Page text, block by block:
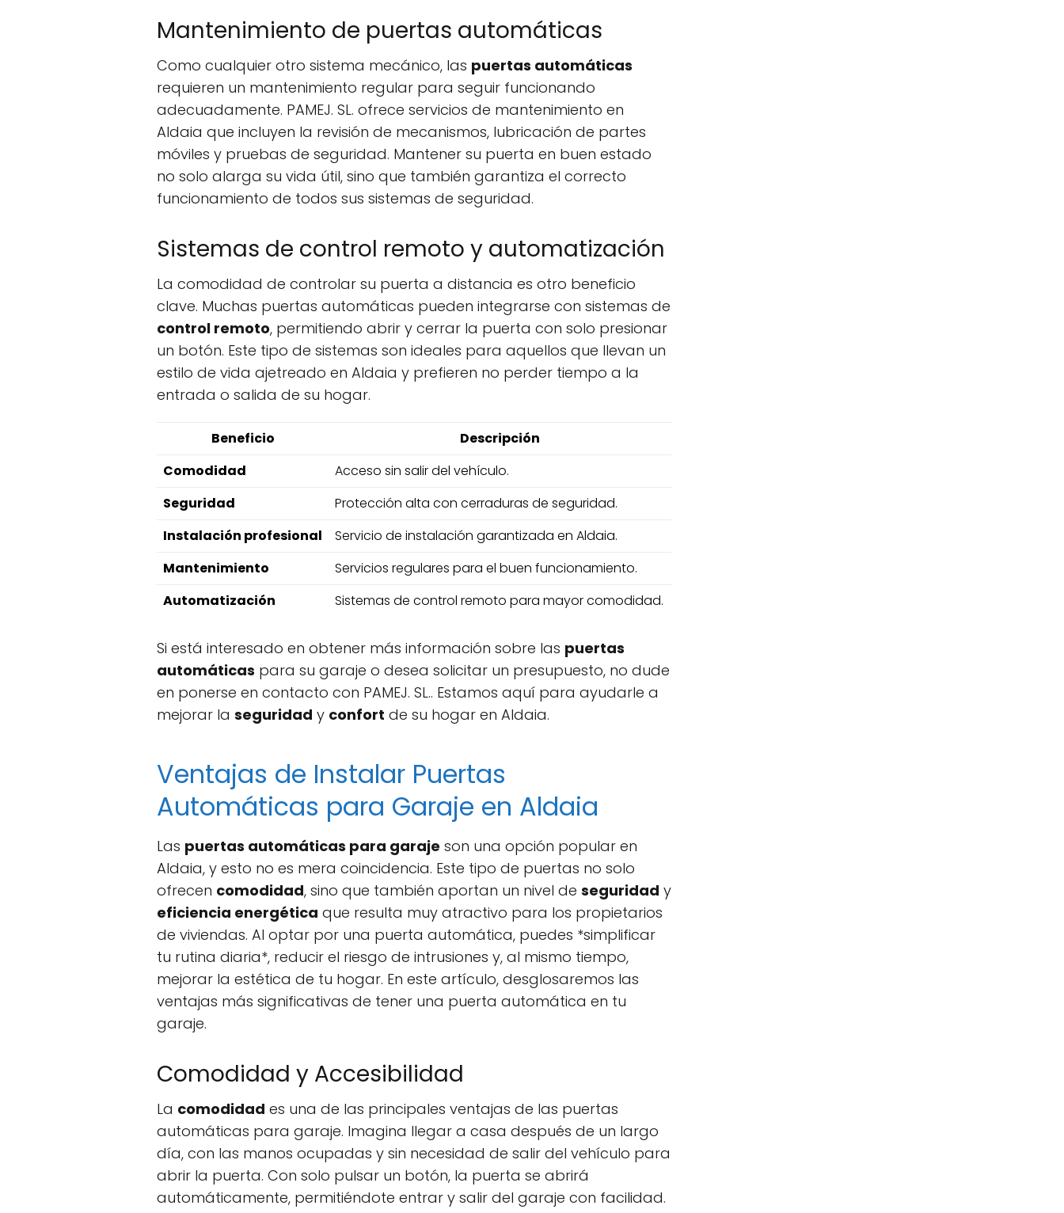
Mantenimiento de puertas automáticas
Como cualquier otro sistema mecánico, las puertas automáticas
requieren un mantenimiento regular para seguir funcionando
adecuadamente. PAMEJ. SL. ofrece servicios de mantenimiento en
Aldaia que incluyen la revisión de mecanismos, lubricación de partes
móviles y pruebas de seguridad. Mantener su puerta en buen estado
no solo alarga su vida útil, sino que también garantiza el correcto
funcionamiento de todos sus sistemas de seguridad.
Sistemas de control remoto y automatización
La comodidad de controlar su puerta a distancia es otro beneficio
clave. Muchas puertas automáticas pueden integrarse con sistemas de
control remoto, permitiendo abrir y cerrar la puerta con solo presionar
un botón. Este tipo de sistemas son ideales para aquellos que llevan un
estilo de vida ajetreado en Aldaia y prefieren no perder tiempo a la
entrada o salida de su hogar.
Beneficio
Descripción
Comodidad
Acceso sin salir del vehículo.
Seguridad
Protección alta con cerraduras de seguridad.
Instalación profesional
Servicio de instalación garantizada en Aldaia.
Mantenimiento
Servicios regulares para el buen funcionamiento.
Automatización
Sistemas de control remoto para mayor comodidad.
Si está interesado en obtener más información sobre las puertas
automáticas para su garaje o desea solicitar un presupuesto, no dude
en ponerse en contacto con PAMEJ. SL.. Estamos aquí para ayudarle a
mejorar la seguridad y confort de su hogar en Aldaia.
Ventajas de Instalar Puertas
Automáticas para Garaje en Aldaia
Las puertas automáticas para garaje son una opción popular en
Aldaia, y esto no es mera coincidencia. Este tipo de puertas no solo
ofrecen comodidad, sino que también aportan un nivel de seguridad y
eficiencia energética que resulta muy atractivo para los propietarios
de viviendas. Al optar por una puerta automática, puedes *simplificar
tu rutina diaria*, reducir el riesgo de intrusiones y, al mismo tiempo,
mejorar la estética de tu hogar. En este artículo, desglosaremos las
ventajas más significativas de tener una puerta automática en tu
garaje.
Comodidad y Accesibilidad
La comodidad es una de las principales ventajas de las puertas
automáticas para garaje. Imagina llegar a casa después de un largo
día, con las manos ocupadas y sin necesidad de salir del vehículo para
abrir la puerta. Con solo pulsar un botón, la puerta se abrirá
automáticamente, permitiéndote entrar y salir del garaje con facilidad.